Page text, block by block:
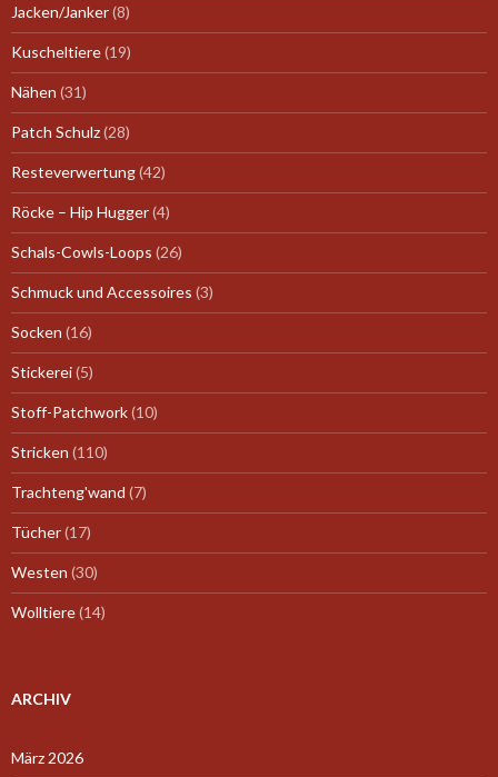
Jacken/Janker(8)
Kuscheltiere(19)
Nähen (31)
Patch Schulz(28)
Resteverwertung(42)
Röcke – Hip Hugger(4)
Schals-Cowls-Loops (26)
Schmuck und Accessoires (3)
Socken (16)
Stickerei(5)
Stoff-Patchwork(10)
Stricken (110)
Trachteng'wand (7)
Tücher(17)
Westen (30)
Wolltiere(14)
ARCHIV
März 2026